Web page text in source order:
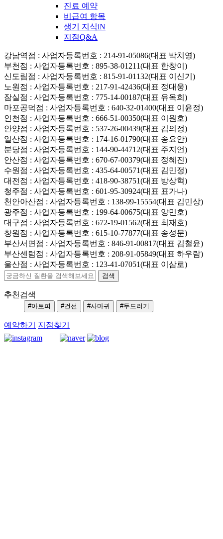
진료 예약
비급여 항목
생기 지식iN
지점Q&A
강남역점 : 사업자등록번호 : 214-91-05086(대표 박치영)
부천점 : 사업자등록번호 : 895-38-01211(대표 한창이)
신도림점 : 사업자등록번호 : 815-91-01132(대표 이신기)
노원점 : 사업자등록번호 : 217-91-42436(대표 정대웅)
잠실점 : 사업자등록번호 : 775-14-00187(대표 유옥희)
마포공덕점 : 사업자등록번호 : 640-32-01400(대표 이윤정)
인천점 : 사업자등록번호 : 666-51-00350(대표 이원호)
안양점 : 사업자등록번호 : 537-26-00439(대표 김의정)
일산점 : 사업자등록번호 : 174-16-01790(대표 송요안)
분당점 : 사업자등록번호 : 144-90-44712(대표 주지언)
안산점 : 사업자등록번호 : 670-67-00379(대표 정혜진)
수원점 : 사업자등록번호 : 435-64-00571(대표 김민정)
대전점 : 사업자등록번호 : 418-90-38751(대표 방상혁)
청주점 : 사업자등록번호 : 601-95-30924(대표 표가나)
천안아산점 : 사업자등록번호 : 138-99-15554(대표 김민상)
광주점 : 사업자등록번호 : 199-64-00675(대표 양민호)
대구점 : 사업자등록번호 : 672-19-01562(대표 최재호)
창원점 : 사업자등록번호 : 615-10-77877(대표 송성문)
부산서면점 : 사업자등록번호 : 846-91-00817(대표 김철윤)
부산센텀점 : 사업자등록번호 : 208-91-05849(대표 하우람)
울산점 : 사업자등록번호 : 123-41-07051(대표 이삼로)
추천검색
#아토피 #건선 #사마귀 #두드러기
예약하기 지점찾기